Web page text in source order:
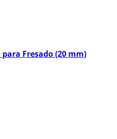
adecuado para diferentes
ya sea para restauraciones
definitivas.
Fresado (20 mm)